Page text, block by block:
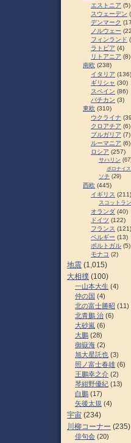
エストニア (5)
スウェーデン
デンマーク
ノルウェー
フィンランド
ラトビア (4)
リトアニア (8)
南欧 (238)
イタリア (136)
ギリシャ (30)
スペイン (86)
バチカン (3)
東欧 (310)
ウクライナ
クロアチア (6)
ブルガリア (7)
ルーマニア (6)
ロシア (257)
サハリン
ポロナイ
ソチ (29)
西欧 (445)
イギリス (211)
スコットラ
オランダ (40)
ドイツ (122)
フランス (121)
ベルギー (13)
ポルトガル (5)
モナコ (2)
地震 (1,015)
大相撲 (100)
一山本大生 (4)
仲の国 (4)
北の富士勝昭 (11)
北青鵬 治 (6)
大砂嵐 (6)
大鵬 (28)
御嶽海 (2)
旭大星託也 (3)
照ノ富士春雄 (6)
王鵬幸之介 (2)
琴紺野優紀 (13)
白鵬 (17)
矢後太規 (4)
宇宙 (234)
川柳コーナー (235)
俳句会 (20)